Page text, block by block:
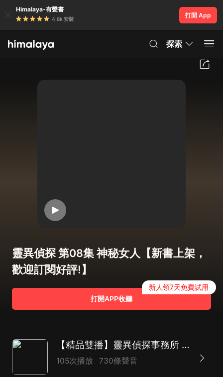
Himalaya-有聲書
4.8k 安裝
打開 App
探索
靈異偵探 第08集 神秘女人【新書上架，
歡迎訂閱好評!】
打開APP收聽
新人領7天免費試用
【精品雙播】靈異偵探事務所 | 懸疑鬼怪 | 古現混搭
105次播放 730條聲音